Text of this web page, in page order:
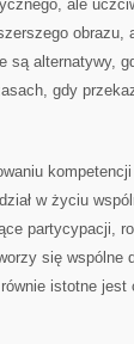
ale
obrazu,
są alternatywy,
gdy
w życiu
partycypacji,
się wspólne
istotne jest